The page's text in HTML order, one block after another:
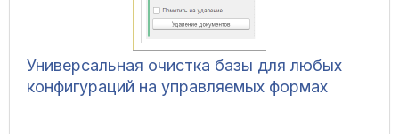
Универсальная очистка базы для любых
конфигураций на управляемых формах